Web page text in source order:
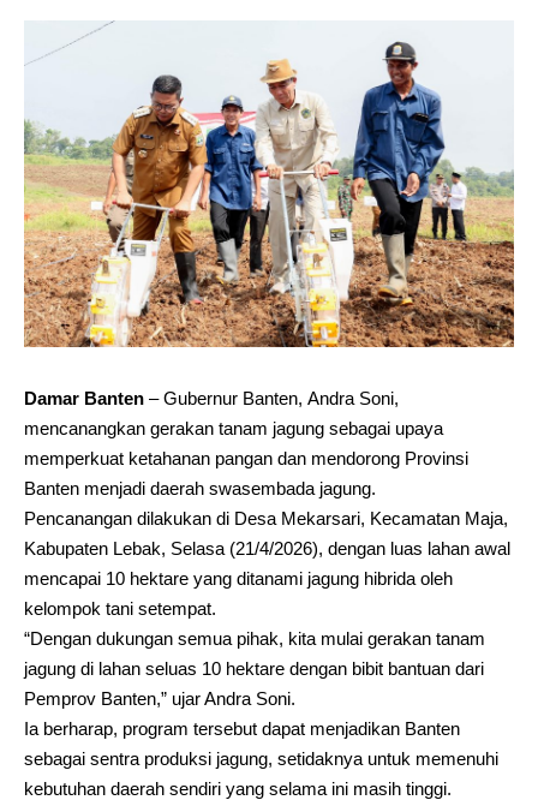
Damar Banten – Gubernur Banten, Andra Soni,
mencanangkan gerakan tanam jagung sebagai upaya
memperkuat ketahanan pangan dan mendorong Provinsi
Banten menjadi daerah swasembada jagung.
Pencanangan dilakukan di Desa Mekarsari, Kecamatan Maja,
Kabupaten Lebak, Selasa (21/4/2026), dengan luas lahan awal
mencapai 10 hektare yang ditanami jagung hibrida oleh
kelompok tani setempat.
“Dengan dukungan semua pihak, kita mulai gerakan tanam
jagung di lahan seluas 10 hektare dengan bibit bantuan dari
Pemprov Banten,” ujar Andra Soni.
Ia berharap, program tersebut dapat menjadikan Banten
sebagai sentra produksi jagung, setidaknya untuk memenuhi
kebutuhan daerah sendiri yang selama ini masih tinggi.